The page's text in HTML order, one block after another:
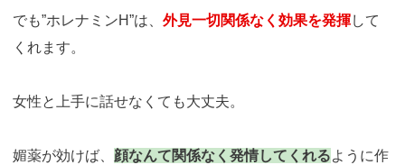
でも”ホレナミンH”は、 外見一切関係なく効果を発揮して
くれます。
女性と上手に話せなくても大丈夫。
媚薬が効けば、 顔なんて関係なく発情してくれるように作